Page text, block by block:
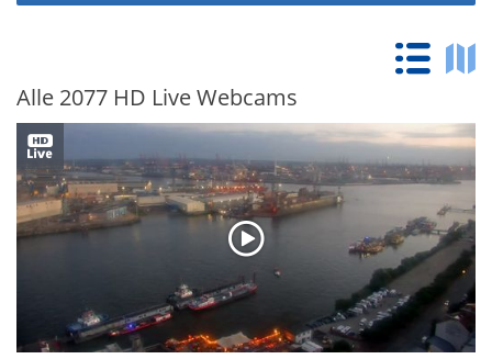
Alle 2077 HD Live Webcams